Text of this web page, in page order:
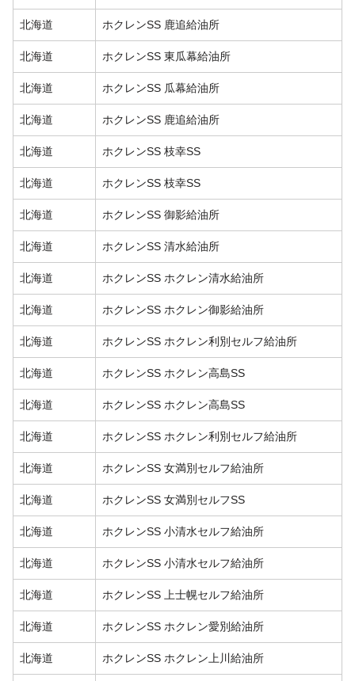
北海道 ホクレンSS 鹿追給油所
北海道 ホクレンSS 東瓜幕給油所
北海道 ホクレンSS 瓜幕給油所
北海道 ホクレンSS 鹿追給油所
北海道 ホクレンSS 枝幸SS
北海道 ホクレンSS 枝幸SS
北海道 ホクレンSS 御影給油所
北海道 ホクレンSS 清水給油所
北海道 ホクレンSS ホクレン清水給油所
北海道 ホクレンSS ホクレン御影給油所
北海道 ホクレンSS ホクレン利別セルフ給油所
北海道 ホクレンSS ホクレン高島SS
北海道 ホクレンSS ホクレン高島SS
北海道 ホクレンSS ホクレン利別セルフ給油所
北海道 ホクレンSS 女満別セルフ給油所
北海道 ホクレンSS 女満別セルフSS
北海道 ホクレンSS 小清水セルフ給油所
北海道 ホクレンSS 小清水セルフ給油所
北海道 ホクレンSS 上士幌セルフ給油所
北海道 ホクレンSS ホクレン愛別給油所
北海道 ホクレンSS ホクレン上川給油所